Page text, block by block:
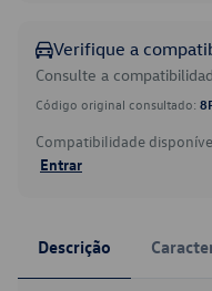
Verifique a
Consulte a
Código original consultado:
Compatibilidade
Entrar
Descrição